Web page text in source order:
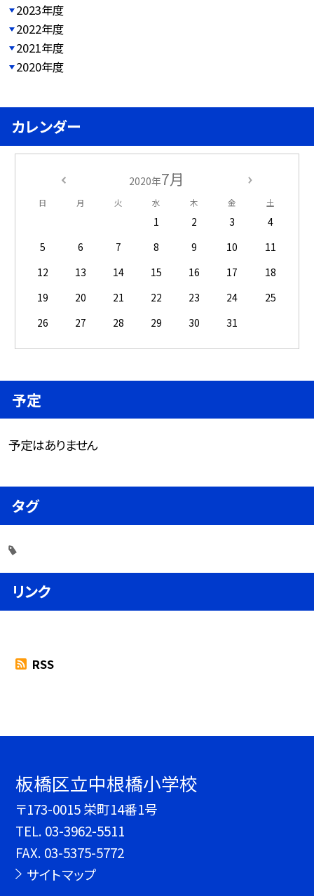
2023年度
2022年度
2021年度
2020年度
カレンダー
2020年7月
日 月 火 水 木 金 土
1 2 3
4
5
6 7 8 9 10
11
12
13 14 15 16 17
18
19
20 21 22 23 24
25
26
27 28 29 30 31
予定
予定はありません
タグ
リンク
RSS
板橋区立中根橋小学校
〒173-0015 栄町14番1号
TEL. 03-3962-5511
FAX. 03-5375-5772
サイトマップ